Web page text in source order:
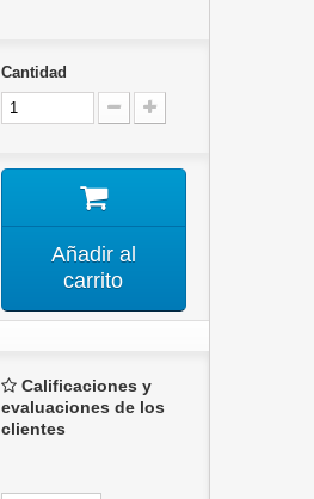
Cantidad
Añadir al
carrito
Calificaciones y
evaluaciones de los
clientes